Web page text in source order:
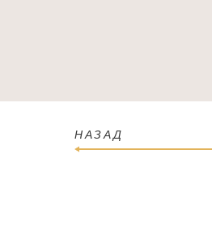
НАЗАД